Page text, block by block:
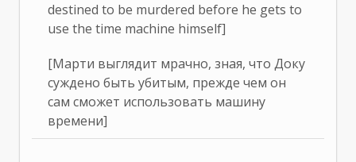
destined to be murdered before he gets to
use the time machine himself]
[Марти выглядит мрачно, зная, что Доку
суждено быть убитым, прежде чем он
сам сможет использовать машину
времени]